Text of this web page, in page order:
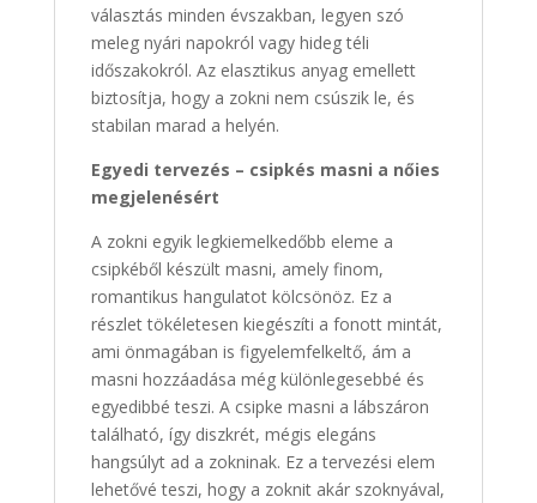
választás minden évszakban, legyen szó
meleg nyári napokról vagy hideg téli
időszakokról. Az elasztikus anyag emellett
biztosítja, hogy a zokni nem csúszik le, és
stabilan marad a helyén.
Egyedi tervezés – csipkés masni a nőies
megjelenésért
A zokni egyik legkiemelkedőbb eleme a
csipkéből készült masni, amely finom,
romantikus hangulatot kölcsönöz. Ez a
részlet tökéletesen kiegészíti a fonott mintát,
ami önmagában is figyelemfelkeltő, ám a
masni hozzáadása még különlegesebbé és
egyedibbé teszi. A csipke masni a lábszáron
található, így diszkrét, mégis elegáns
hangsúlyt ad a zokninak. Ez a tervezési elem
lehetővé teszi, hogy a zoknit akár szoknyával,